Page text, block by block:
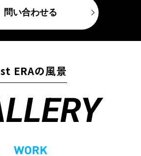
問い合わせる
ERAの風景